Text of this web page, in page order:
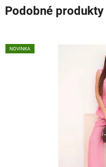
Podobné produkty
NOVINKA